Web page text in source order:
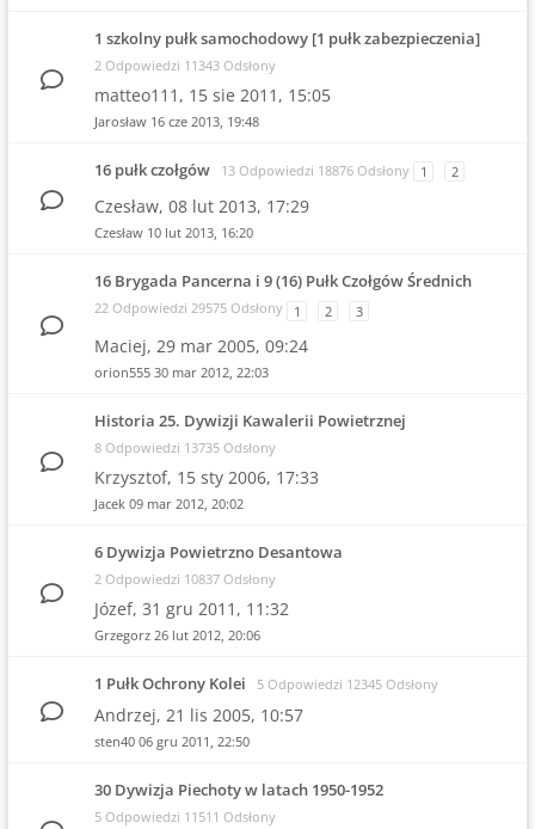
1 szkolny pułk samochodowy [1 pułk zabezpieczenia]
2 Odpowiedzi 11343 Odsłony
matteo111, 15 sie 2011, 15:05
Jarosław 16 cze 2013, 19:48
16 pułk czołgów 13 Odpowiedzi 18876 Odsłony 1 2
Czesław, 08 lut 2013, 17:29
Czesław 10 lut 2013, 16:20
16 Brygada Pancerna i 9 (16) Pułk Czołgów Średnich
22 Odpowiedzi 29575 Odsłony 1 2 3
Maciej, 29 mar 2005, 09:24
orion555 30 mar 2012, 22:03
Historia 25. Dywizji Kawalerii Powietrznej
8 Odpowiedzi 13735 Odsłony
Krzysztof, 15 sty 2006, 17:33
Jacek 09 mar 2012, 20:02
6 Dywizja Powietrzno Desantowa
2 Odpowiedzi 10837 Odsłony
Józef, 31 gru 2011, 11:32
Grzegorz 26 lut 2012, 20:06
1 Pułk Ochrony Kolei 5 Odpowiedzi 12345 Odsłony
Andrzej, 21 lis 2005, 10:57
sten40 06 gru 2011, 22:50
30 Dywizja Piechoty w latach 1950-1952
5 Odpowiedzi 11511 Odsłony